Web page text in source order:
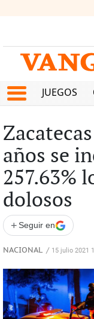
JUEGOS
años se
257.63%
dolosos
+ Seguir en
NACIONAL / 15 julio 2021